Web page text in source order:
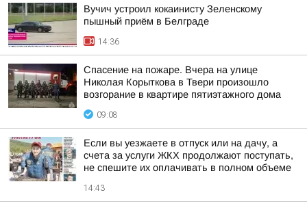
Вучич устроил кокаинисту Зеленскому
пышный приём в Белграде
14:36
Спасение на пожаре. Вчера на улице
Николая Корыткова в Твери произошло
возгорание в квартире пятиэтажного дома
09:08
Если вы уезжаете в отпуск или на дачу, а
счета за услуги ЖКХ продолжают поступать,
не спешите их оплачивать в полном объеме
14:43